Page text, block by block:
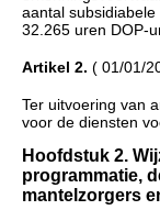
aantal
32.265 uren DOP-
Artikel 2. ( 01/01/
Ter uitvoering van
voor de diensten
Hoofdstuk 2.
programmatie,
mantelzorgers